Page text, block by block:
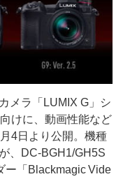
メラ「LUMIX G」シ
けに、動画性能など
4日より公開。機種
、DC-BGH1/GH5S
ー「Blackmagic Vide